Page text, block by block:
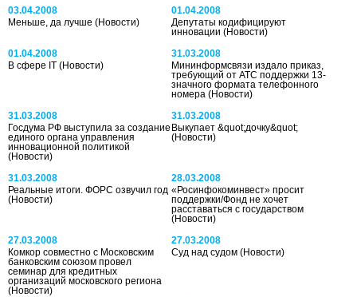
03.04.2008
Меньше, да лучше (Новости)
01.04.2008
Депутаты кодифицируют
инновации(Новости)
01.04.2008
В сфере IT (Новости)
31.03.2008
Мининформсвязи издало приказ,
требующий от АТС поддержки 13-
значного формата телефонного
номера(Новости)
31.03.2008
Госдума РФ выступила за создание
единого органа управления
инновационной политикой
(Новости)
31.03.2008
Выкупает &quot;дочку&quot;
(Новости)
31.03.2008
Реальные итоги. ФОРС озвучил год
(Новости)
28.03.2008
«Росинфокоминвест» просит
поддержки/Фонд не хочет
расставаться с государством
(Новости)
27.03.2008
Комкор совместно с Московским
банковским союзом провел
семинар для кредитных
организаций московского региона
(Новости)
27.03.2008
Суд над судом(Новости)